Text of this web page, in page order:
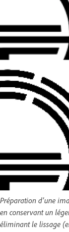
Préparation d’une
en conservant un
éliminant le lissage